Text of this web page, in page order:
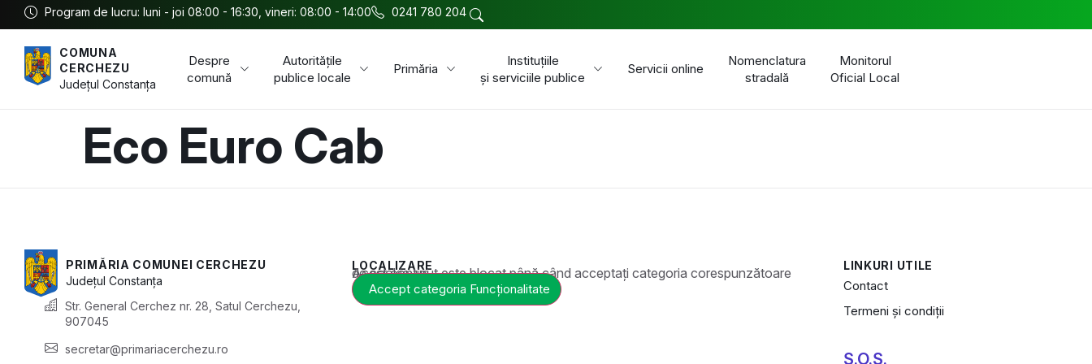
Program de lucru: luni - joi 08:00 - 16:30, vineri: 08:00 - 14:00 0241 780 204
COMUNA
CERCHEZU
JudețulConstanța
Despre
comună
Autoritățile
publice locale
Primăria
Instituțiile
și serviciile publice
Servicii online
Nomenclatura
stradală
Monitorul
Oficial Local
Eco Euro Cab
PRIMĂRIA COMUNEI CERCHEZU
JudețulConstanța
Str. General Cerchez nr. 28, Satul Cerchezu,
907045
secretar@primariacerchezu.ro
LOCALIZARE
Acest conținut este blocat până când acceptați categoria corespunzătoare de cookie-uri.
Accept categoria Funcționalitate
LINKURI UTILE
Contact
Termeni și condiții
S.O.S.